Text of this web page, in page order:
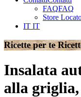
FAQFAQ
Store
IT IT
Ricette per te
Insalata
alla griglia,